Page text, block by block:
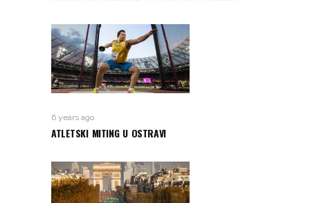
6 years ago
ATLETSKI MITING U OSTRAVI